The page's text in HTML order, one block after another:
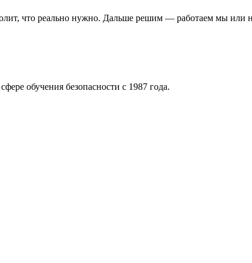
что реально нужно. Дальше решим — работаем мы или
обучения безопасности с 1987 года.